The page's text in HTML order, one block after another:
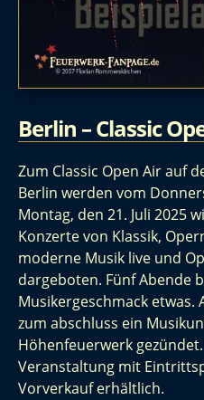
Berlin – Classic
Zum Classic Open Air auf
Berlin werden vom
Montag, den 21. Juli 2025
Konzerte von Klassik,
moderne Musik live und
dargeboten. Fünf Abende
Musikergeschmack
zum abschluss ein
Höhenfeuerwerk
Veranstaltung mit
Vorverkauf erhältlich.